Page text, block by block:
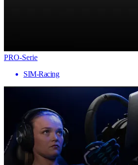
PRO-Serie
SIM-Racing